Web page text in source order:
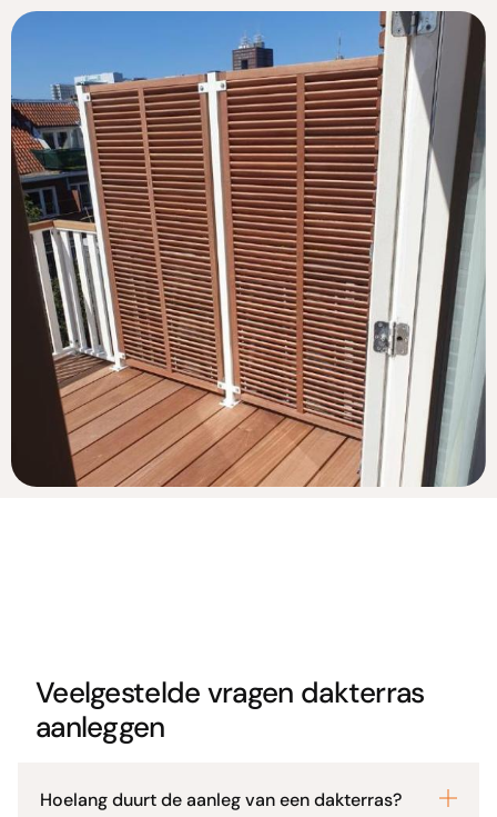
Veelgestelde vragen dakterras
aanleggen
Hoelang duurt de aanleg van een dakterras?